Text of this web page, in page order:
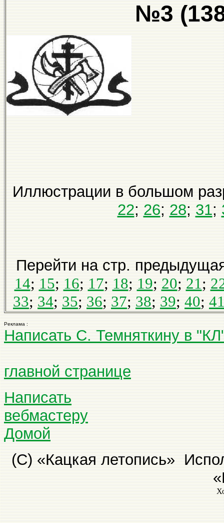
№3
Иллюстрации в большом
22;26;28;31;
Перейти на стр.
14;15;16;17;18;19;20;21;
33;34;35;36;37;38;39;40;
Реклама :
Написать С. Темняткину в
главной странице
Написать
вебмастеру
Домой
(С) «Кацкая летопись»